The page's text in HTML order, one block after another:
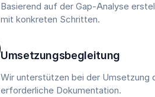
Basierend auf der Gap-Analyse
mit konkreten Schritten.
Umsetzungsbegleitung
Wir unterstützen bei der Umsetzung
erforderliche Dokumentation.